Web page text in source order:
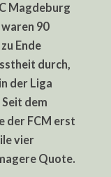
ERGEBNISKRISE
VERSCHÄRFT
SICH
Magdeburg
90
Ende
durch,
der Liga
dem
der FCM erst
vier
Quote.